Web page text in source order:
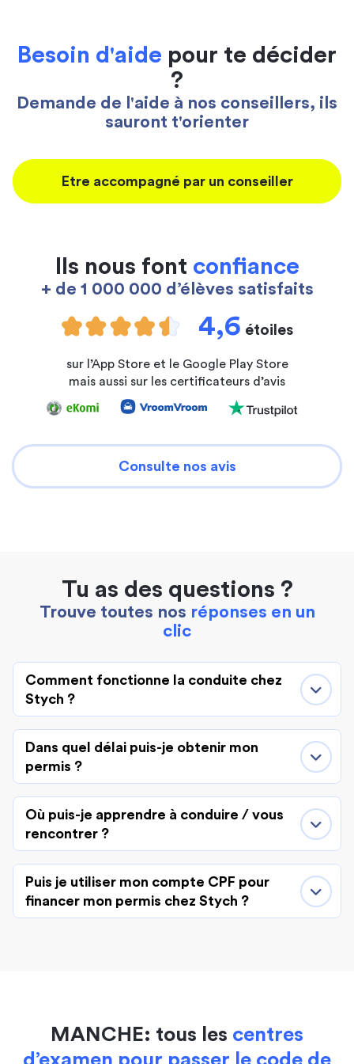
Besoin d'aide pour te décider
?
Demande de l'aide à nos conseillers, ils
sauront t'orienter
Etre accompagné par un conseiller
Ils nous font confiance
+ de 1 000 000 d’élèves satisfaits
4,6 étoiles
sur l’App Store et le Google Play Store
mais aussi sur les certificateurs d’avis
Consulte nos avis
Tu as des questions ?
Trouve toutes nos réponses en un
clic
Comment fonctionne la conduite chez
Stych ?
Dans quel délai puis-je obtenir mon
permis ?
Où puis-je apprendre à conduire / vous
rencontrer ?
Puis je utiliser mon compte CPF pour
financer mon permis chez Stych ?
MANCHE: tous les centres